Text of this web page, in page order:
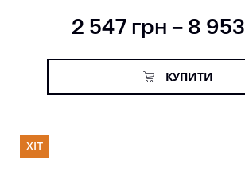
з 5 на
2 547грн – 8 953
КУПИТИ
ХІТ